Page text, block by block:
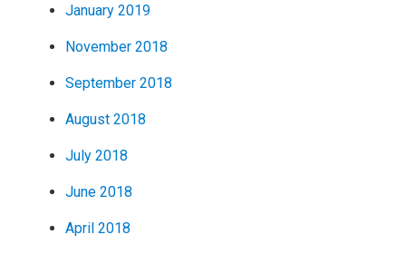
January 2019
November 2018
September 2018
August 2018
July 2018
June 2018
April 2018